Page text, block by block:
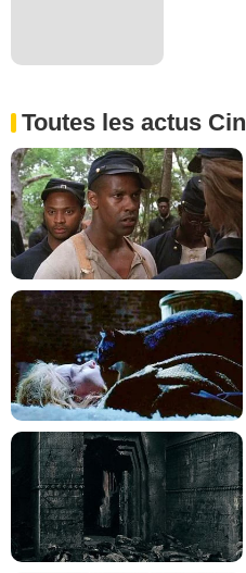
Toutes les actus